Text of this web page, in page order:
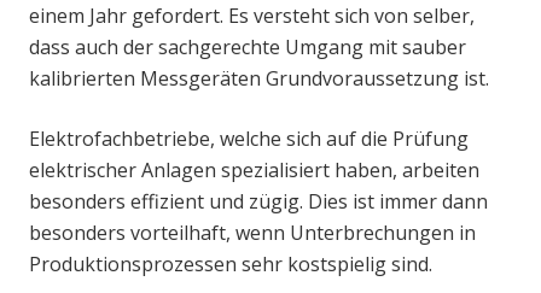
einem Jahr gefordert. Es versteht sich von selber,
dass auch der sachgerechte Umgang mit sauber
kalibrierten Messgeräten Grundvoraussetzung ist.
Elektrofachbetriebe, welche sich auf die Prüfung
elektrischer Anlagen spezialisiert haben, arbeiten
besonders effizient und zügig. Dies ist immer dann
besonders vorteilhaft, wenn Unterbrechungen in
Produktionsprozessen sehr kostspielig sind.